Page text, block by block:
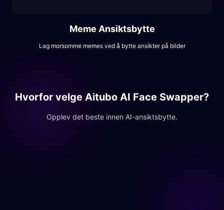
Meme Ansiktsbytte
Lag morsomme memes ved å bytte ansikter på bilder
Hvorfor velge Aitubo AI Face Swapper?
Opplev det beste innen AI-ansiktsbytte.